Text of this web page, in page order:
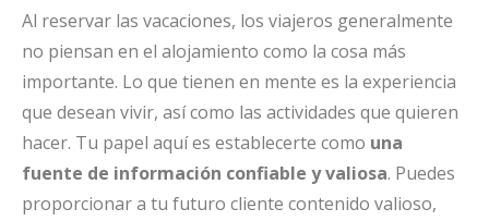
Al reservar las vacaciones, los viajeros generalmente
no piensan en el alojamiento como la cosa más
importante. Lo que tienen en mente es la experiencia
que desean vivir, así como las actividades que quieren
hacer. Tu papel aquí es establecerte como una
fuente de información confiable y valiosa. Puedes
proporcionar a tu futuro cliente contenido valioso,